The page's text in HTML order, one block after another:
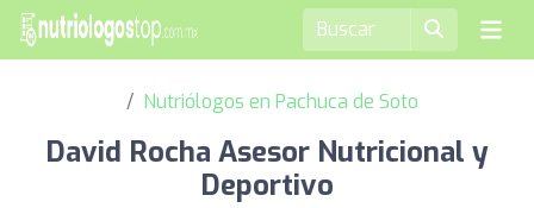
Nutriólogos en Pachuca de Soto
David Rocha Asesor Nutricional y
Deportivo